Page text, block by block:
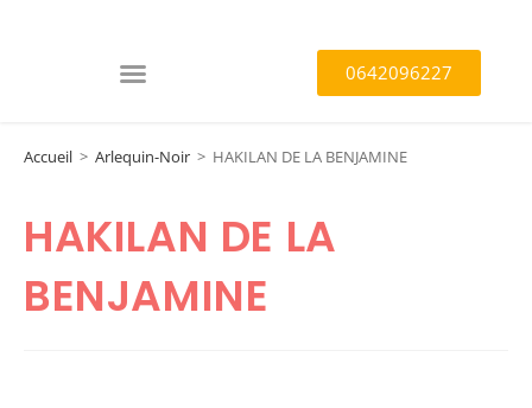
0642096227
Accueil > Arlequin-Noir > HAKILAN DE LA BENJAMINE
HAKILAN DE LA
BENJAMINE